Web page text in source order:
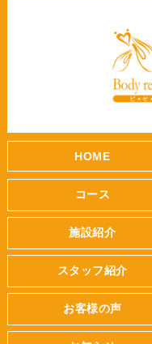
HOME
コース
施設紹介
スタッフ紹介
お客様の声